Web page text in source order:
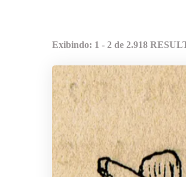
Exibindo: 1 - 2 de 2.918